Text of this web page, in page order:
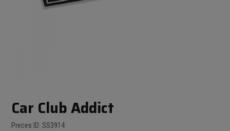
Car Club Addict
Preces ID: SS3914